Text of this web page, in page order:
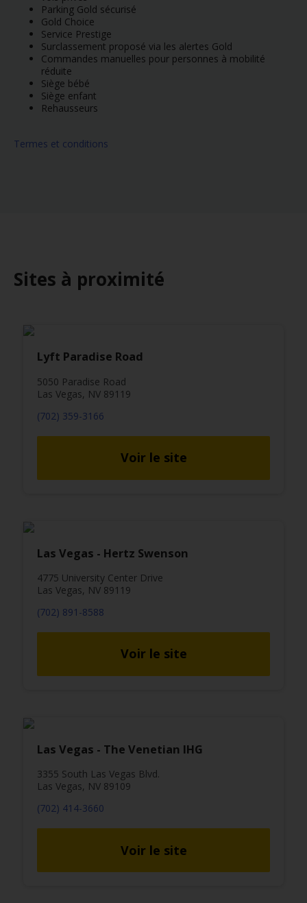
Parking Gold sécurisé
Gold Choice
Service Prestige
Surclassement proposé via les alertes Gold
Commandes manuelles pour personnes à mobilité
réduite
Siège bébé
Siège enfant
Rehausseurs
Termes et conditions
Sites à proximité
Lyft Paradise Road
5050 Paradise Road
Las Vegas, NV 89119
(702) 359-3166
Voir le site
Las Vegas - Hertz Swenson
4775 University Center Drive
Las Vegas, NV 89119
(702) 891-8588
Voir le site
Las Vegas - The Venetian IHG
3355 South Las Vegas Blvd.
Las Vegas, NV 89109
(702) 414-3660
Voir le site